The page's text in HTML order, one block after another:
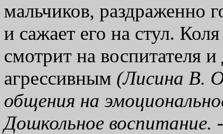
мальчиков, раздраженно
и сажает его на стул.
смотрит на воспитателя
агрессивным (Лисина В. О
общения на
Дошкольное